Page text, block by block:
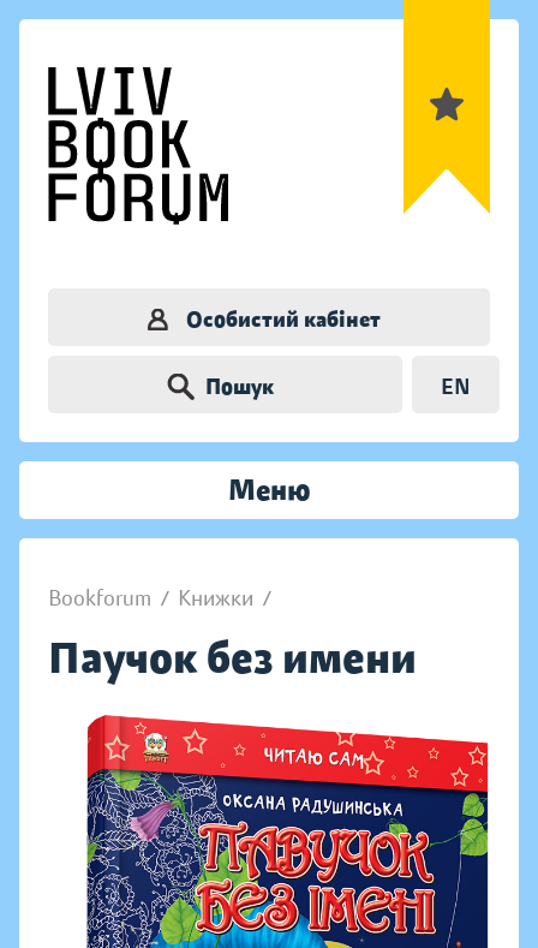
Особистий кабінет
Пошук EN
Меню
Bookforum / Книжки /
Паучок без имени